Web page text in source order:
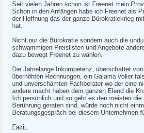
Seit vielen Jahren schon ist Freenet mein
Schon in den Anfängen habe ich Freenet als
der Hoffnung das der ganze Bürokratiekrieg
hat.
Nicht nur die Bürokratie sondern auch die
schwammigen Preislisten und Angebote
dazu bewegt Freenet zu wählen.
Die Jahrelange Inkompetenz, überschattet
überhöhten Rechnungen, ein Galama voller
und unverschämten Fachberater wo der eine
andere macht haben dem ganzen Elend die
Ich persönlich und so geht es den meisten
Berührung geraten sind, würde noch nicht
Beratungsgespräch bei diesem Unternehmen
Fazit: